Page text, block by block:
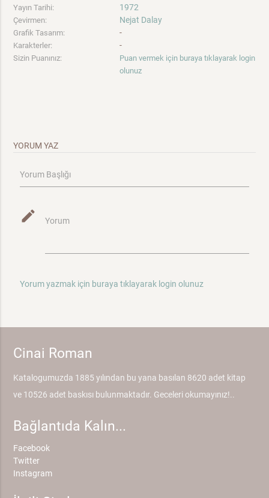
Yayın Tarihi: 1972
Çevirmen: Nejat Dalay
Grafik Tasarım: -
Karakterler: -
Sizin Puanınız:
Puan vermek için buraya tıklayarak login
olunuz
YORUM YAZ
Yorum Başlığı
mode_edit Yorum
Yorum yazmak için buraya tıklayarak login olunuz
Cinai Roman
Katalogumuzda 1885 yılından bu yana basılan 8620 adet kitap
ve 10526 adet baskısı bulunmaktadır. Geceleri okumayınız!..
Bağlantıda Kalın...
Facebook
Twitter
Instagram